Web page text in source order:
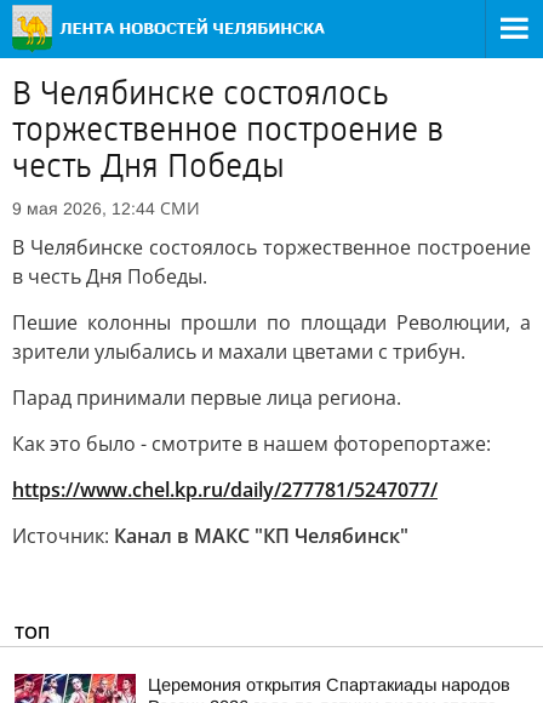
В Челябинске состоялось
торжественное построение в
честь Дня Победы
9 мая 2026, 12:44 СМИ
В Челябинске состоялось торжественное построение
в честь Дня Победы.
Пешие колонны прошли по площади Революции, а
зрители улыбались и махали цветами с трибун.
Парад принимали первые лица региона.
Как это было - смотрите в нашем фоторепортаже:
https://www.chel.kp.ru/daily/277781/5247077/
Источник: Канал в МАКС "КП Челябинск"
ТОП
Церемония открытия Спартакиады народов